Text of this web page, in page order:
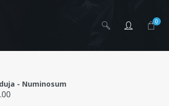
0
- Numinosum